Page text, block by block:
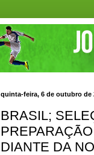
quinta-feira, 6 de outubro de
BRASIL;
DIANTE DA